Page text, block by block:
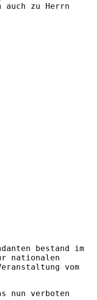
zu Herrn
bestand im
nationalen
vom
nun verboten